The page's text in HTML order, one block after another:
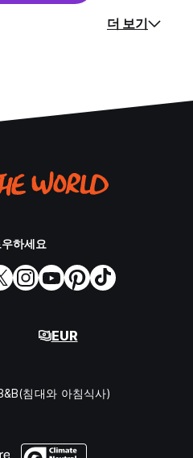
더 보기
하세요
EUR
침대와 아침식사)